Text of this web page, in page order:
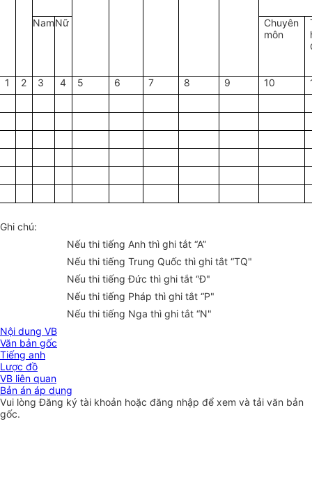
NamNữ
Chuyên
môn
1 2 3 4 5 6 7 8 9 10
Ghi chú:
Nếu thi tiếng Anh thì ghi tắt “A”
Nếu thi tiếng Trung Quốc thì ghi tắt “TQ"
Nếu thi tiếng Đức thì ghi tắt “Đ"
Nếu thi tiếng Pháp thì ghi tắt “P"
Nếu thi tiếng Nga thì ghi tắt “N"
Nội dung VB
Văn bản gốc
Tiếng anh
Lược đồ
VB liên quan
Bản án áp dụng
Vui lòngĐăng ký tài khoản hoặc đăng nhập để xem và tải văn bản
gốc.